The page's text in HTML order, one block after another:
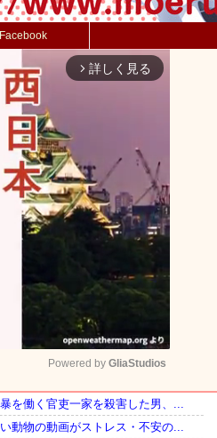
Facebook
arrow_forward_ios 詳しく見る
Mute
Powered by GliaStudios